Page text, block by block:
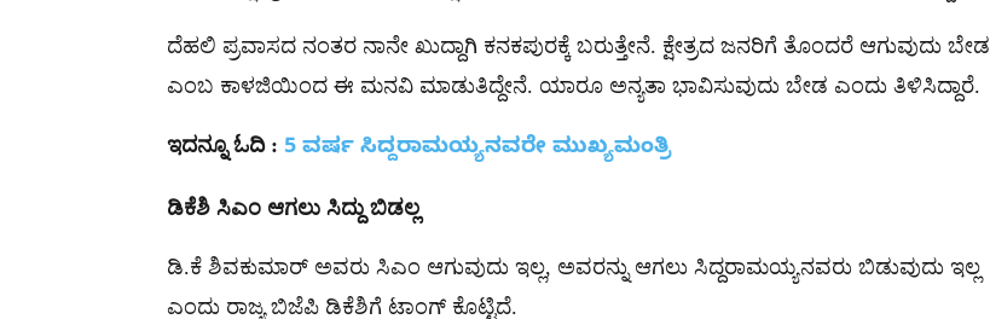
ದೆಹಲಿ ಪ್ರವಾಸದ ನಂತರ ನಾನೇ ಖುದ್ದಾಗಿ ಕನಕಪುರಕ್ಕೆ ಬರುತ್ತೇನೆ. ಕ್ಷೇತ್ರದ ಜನರಿಗೆ ತೊಂದರೆ ಆಗುವುದು ಬೇಡ
ಎಂಬ ಕಾಳಜಿಯಿಂದ ಈ ಮನವಿ ಮಾಡುತಿದ್ದೇನೆ. ಯಾರೂ ಅನ್ಯತಾ ಭಾವಿಸುವುದು ಬೇಡ ಎಂದು ತಿಳಿಸಿದ್ದಾರೆ.
ಇದನ್ನೂ ಓದಿ: 5 ವರ್ಷ ಸಿದ್ದರಾಮಯ್ಯನವರೇ ಮುಖ್ಯಮಂತ್ರಿ
ಡಿಕೆಶಿ ಸಿಎಂ ಆಗಲು ಸಿದ್ದು ಬಿಡಲ್ಲ
ಡಿ.ಕೆ ಶಿವಕುಮಾರ್ ಅವರು ಸಿಎಂ ಆಗುವುದು ಇಲ್ಲ, ಅವರನ್ನು ಆಗಲು ಸಿದ್ದರಾಮಯ್ಯನವರು ಬಿಡುವುದು ಇಲ್ಲ
ಎಂದು ರಾಜ್ಯ ಬಿಜೆಪಿ ಡಿಕೆಶಿಗೆ ಟಾಂಗ್ ಕೊಟ್ಟಿದೆ.